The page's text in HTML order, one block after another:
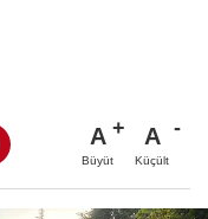
A
Büyüt
A
Küçült